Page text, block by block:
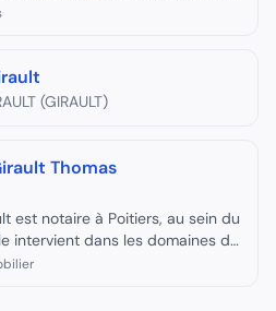
juridiques et patrimoniaux.
(GIRAULT)
Thomas
est notaire à Poitiers, au sein du
intervient dans les domaines du
et patrimonial.